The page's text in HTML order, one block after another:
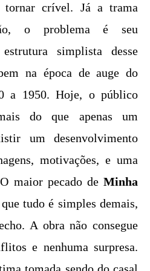
tornar crível. Já a trama
o problema é seu
simplista desse
na época de auge do
a 1950. Hoje, o público
do que apenas um
um desenvolvimento
motivações, e uma
maior pecado de Minha
tudo é simples demais,
A obra não consegue
e nenhuma surpresa.